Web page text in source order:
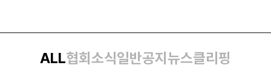
ALL협회소식일반공지 뉴스클리핑